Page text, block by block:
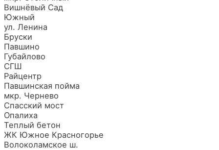
Вишнёвый Сад
Южный
ул. Ленина
Бруски
Павшино
Губайлово
СГШ
Райцентр
Павшинская пойма
мкр. Чернево
Спасский мост
Опалиха
Теплый бетон
ЖК Южное Красногорье
Волоколамское ш.